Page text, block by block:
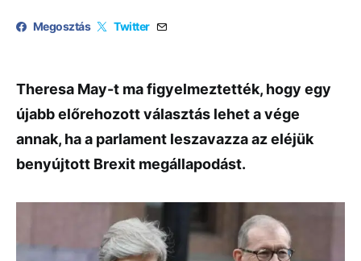
Megosztás Twitter
Theresa May-t ma figyelmeztették, hogy egy
újabb előrehozott választás lehet a vége
annak, ha a parlament leszavazza az eléjük
benyújtott Brexit megállapodást.